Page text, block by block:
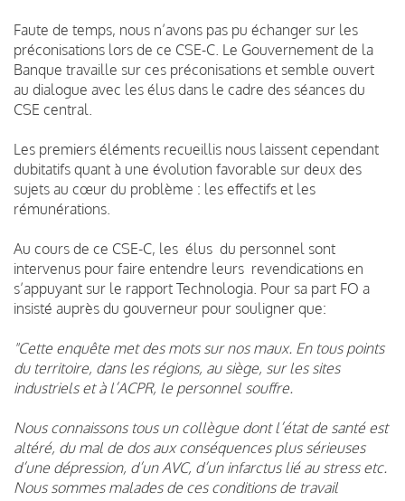
Faute de temps, nous n’avons pas pu échanger sur les
préconisations lors de ce CSE-C. Le Gouvernement de la
Banque travaille sur ces préconisations et semble ouvert
au dialogue avec les élus dans le cadre des séances du
CSE central.
Les premiers éléments recueillis nous laissent cependant
dubitatifs quant à une évolution favorable sur deux des
sujets au cœur du problème : les effectifs et les
rémunérations.
Au cours de ce CSE-C, les élus du personnel sont
intervenus pour faire entendre leurs revendications en
s’appuyant sur le rapport Technologia. Pour sa part FO a
insisté auprès du gouverneur pour souligner que:
"Cette enquête met des mots sur nos maux. En tous points
du territoire, dans les régions, au siège, sur les sites
industriels et à l’ACPR, le personnel souffre.
Nous connaissons tous un collègue dont l’état de santé est
altéré, du mal de dos aux conséquences plus sérieuses
d’une dépression, d’un AVC, d’un infarctus lié au stress etc.
Nous sommes malades de ces conditions de travail